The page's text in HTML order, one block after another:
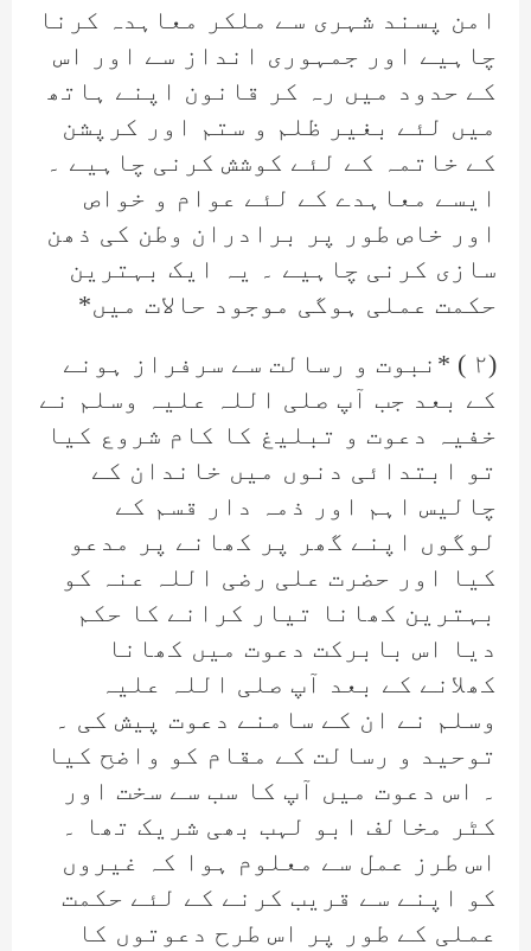
امن پسند شہری سے ملکر معاہدہ کرنا
چاہیے اور جمہوری انداز سے اور اس
کے حدود میں رہ کر قانون اپنے ہاتھ
میں لئے بغیر ظلم و ستم اور کرپشن
کے خاتمہ کے لئے کوشش کرنی چاہیے ۔
ایسے معاہدے کے لئے عوام و خواص
اور خاص طور پر برادران وطن کی ذھن
سازی کرنی چاہیے ۔ یہ ایک بہترین
حکمت عملی ہوگی موجود حالات میں*
(۲ ) *نبوت و رسالت سے سرفراز ہونے
کے بعد جب آپ صلی اللہ علیہ وسلم نے
خفیہ دعوت و تبلیغ کا کام شروع کیا
تو ابتدائی دنوں میں خاندان کے
چالیس اہم اور ذمہ دار قسم کے
لوگوں اپنے گھر پر کھانے پر مدعو
کیا اور حضرت علی رضی اللہ عنہ کو
بہترین کھانا تیار کرانے کا حکم
دیا اس بابرکت دعوت میں کھانا
کھلانے کے بعد آپ صلی اللہ علیہ
وسلم نے ان کے سامنے دعوت پیش کی ۔
توحید و رسالت کے مقام کو واضح کیا
۔ اس دعوت میں آپ کا سب سے سخت اور
کٹر مخالف ابو لہب بھی شریک تھا ۔
اس طرز عمل سے معلوم ہوا کہ غیروں
کو اپنے سے قریب کرنے کے لئے حکمت
عملی کے طور پر اس طرح دعوتوں کا